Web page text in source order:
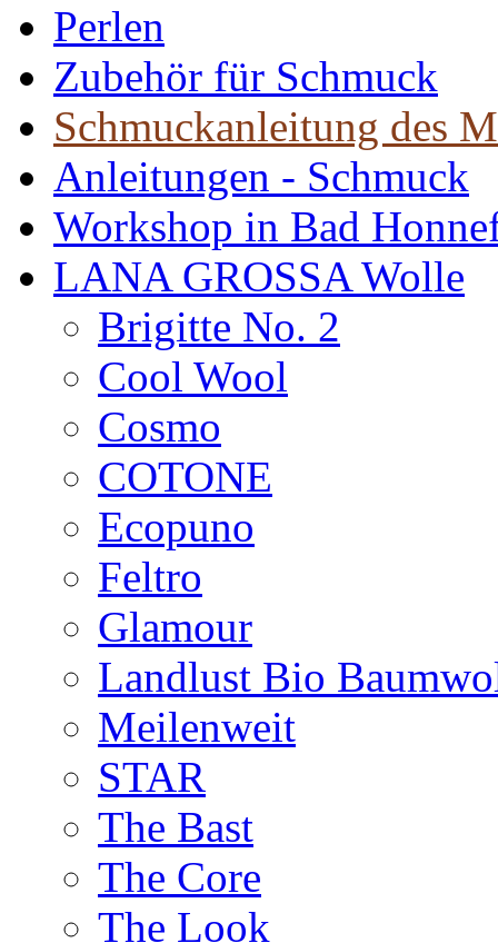
Perlen
Zubehör für Schmuck
Schmuckanleitung des
Anleitungen - Schmuck
Workshop in Bad
LANA GROSSA Wolle
Brigitte No. 2
Cool Wool
Cosmo
COTONE
Ecopuno
Feltro
Glamour
Landlust Bio
Meilenweit
STAR
The Bast
The Core
The Look